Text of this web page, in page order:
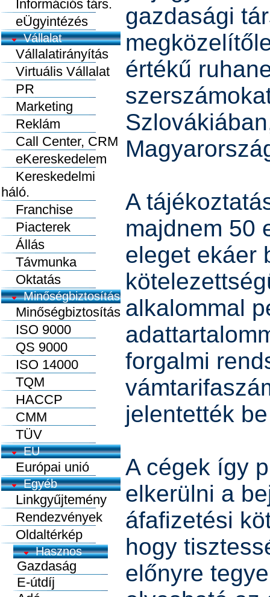
Információs társ.
eÜgyintézés
Vállalat
Vállalatirányítás
Virtuális Vállalat
PR
Marketing
Reklám
Call Center, CRM
eKereskedelem
Kereskedelmi
háló.
Franchise
Piacterek
Állás
Távmunka
Oktatás
Minőségbiztosítás
Minőségbiztosítás
ISO 9000
QS 9000
ISO 14000
TQM
HACCP
CMM
TÜV
EU
Európai unió
Egyéb
Linkgyűjtemény
Rendezvények
Oldaltérkép
gazdasági
értékű
A
majdnem 50
eleget ekáer
alkalommal
forgalmi
jelentették
A cégek így
elkerülni a
áfafizetési
hogy
előnyre